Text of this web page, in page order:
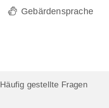
Gebärdensprache
Häufig gestellte Fragen